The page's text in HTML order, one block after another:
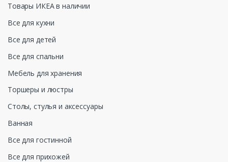
Товары ИКЕА в наличии
Все для кухни
Все для детей
Все для спальни
Мебель для хранения
Торшеры и люстры
Столы, стулья и аксессуары
Ванная
Все для гостинной
Все для прихожей